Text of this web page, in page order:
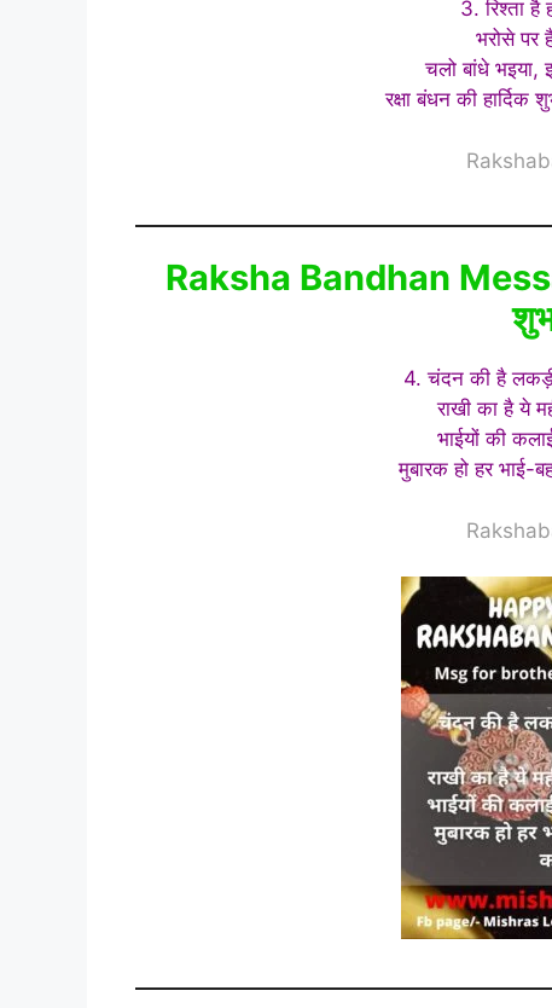
3. रिश्ता है
भरोसे पर
चलो बांधे
रक्षा बंधन की
Raksha Bandhan
4. चंदन की है
राखी का है ये
भाईयों की
मुबारक हो हर भाई-